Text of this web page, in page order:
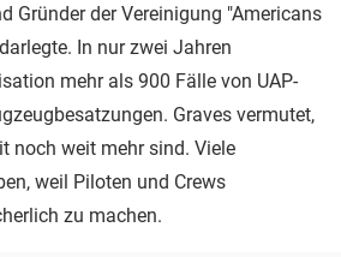
Gründer der Vereinigung "Americans
In nur zwei Jahren
mehr als 900 Fälle von UAP-
Graves vermutet,
noch weit mehr sind. Viele
weil Piloten und Crews
zu machen.